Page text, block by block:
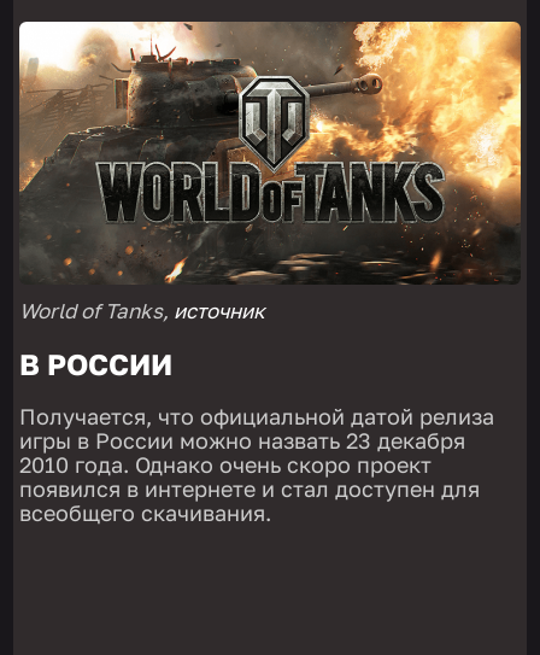
World of Tanks, источник
В РОССИИ
Получается, что официальной датой релиза
игры в России можно назвать 23 декабря
2010 года. Однако очень скоро проект
появился в интернете и стал доступен для
всеобщего скачивания.